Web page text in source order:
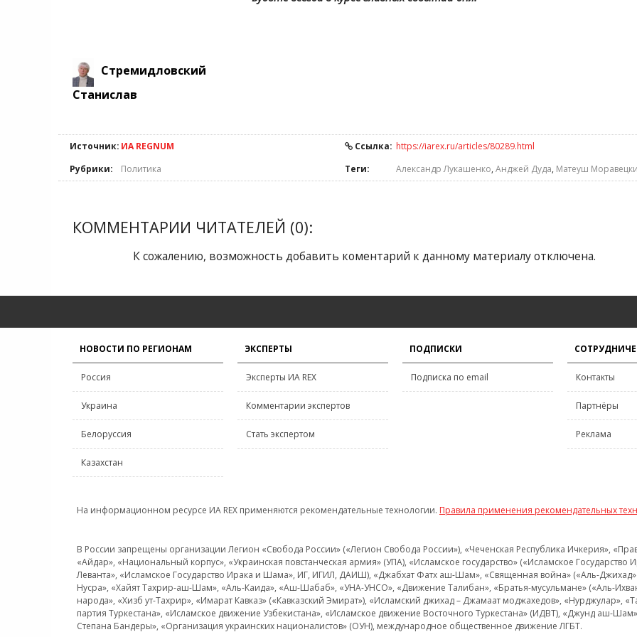
Стремидловский
Станислав
Источник: ИА REGNUM Ссылка: https://iarex.ru/articles/80289.html
Рубрики:
Политика Теги: Александр Лукашенко, Анджей Дуда, Матеуш
КОММЕНТАРИИ ЧИТАТЕЛЕЙ (0):
К сожалению, возможность добавить коментарий к данному материалу отключена.
НОВОСТИ ПО РЕГИОНАМ
Россия
Украина
Белоруссия
Казахстан
ЭКСПЕРТЫ
Эксперты ИА REX
Комментарии экспертов
Стать экспертом
ПОДПИСКИ
Подписка по email Контакты
Партнёры
Реклама
На информационном ресурсе ИА REX применяются рекомендательные технологии. Правила применения рекомендательных
В России запрещены организации Легион «Свобода России» («Легион Свобода России»), «Чеченская Республика Ичкерия»,
«Айдар», «Национальный корпус», «Украинская повстанческая армия» (УПА), «Исламское государство» («Исламское
Леванта», «Исламское Государство Ирака и Шама», ИГ, ИГИЛ, ДАИШ), «Джабхат Фатх аш-Шам», «Священная война» («Аль-Джихад»
Нусра», «Хайят Тахрир-аш-Шам», «Аль-Каида», «Аш-Шабаб», «УНА-УНСО», «Движение Талибан», «Братья-мусульмане» («Аль-
народа», «Хизб ут-Тахрир», «Имарат Кавказ» («Кавказский Эмират»), «Исламский джихад – Джамаат моджахедов», «Нурджулар»,
партия Туркестана», «Исламское движение Узбекистана», «Исламское движение Восточного Туркестана» (ИДВТ), «Джунд аш-
Степана Бандеры», «Организация украинских националистов» (ОУН), международное общественное движение ЛГБТ.